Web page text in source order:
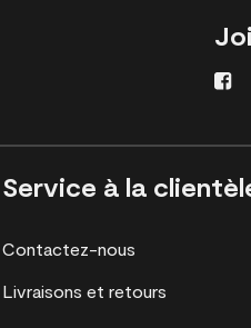
Service à la
Contactez-nous
Livraisons et retours